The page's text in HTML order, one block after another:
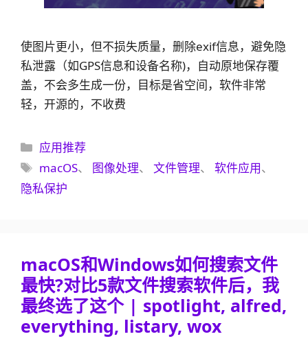
使图片更小，但不损失质量，删除exif信息，避免隐
私泄露（如GPS信息和设备名称)，自动原地保存覆
盖，不会多生成一份，目标是省空间，软件非常
轻，开源的，不收费
分
类
应用推荐
标
签
macOS、 图像处理、文件管理、软件应用、
隐私保护
macOS和Windows如何搜索文件
最快?对比5款文件搜索软件后，我
最终选了这个 | spotlight, alfred,
everything, listary, wox